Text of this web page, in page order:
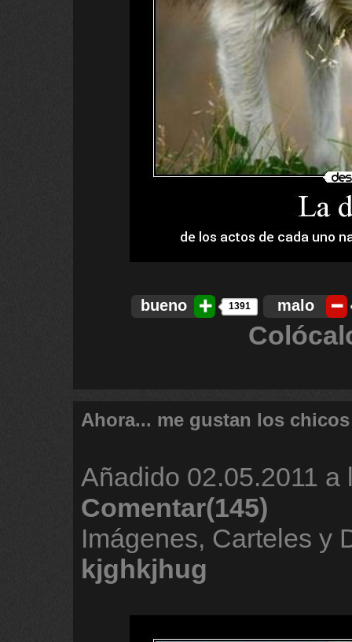
bueno 1391 malo
Ahora... me gustan los chicos
Añadido 02.05.2011 a
Comentar(145)
Imágenes, Carteles y
kjghkjhug